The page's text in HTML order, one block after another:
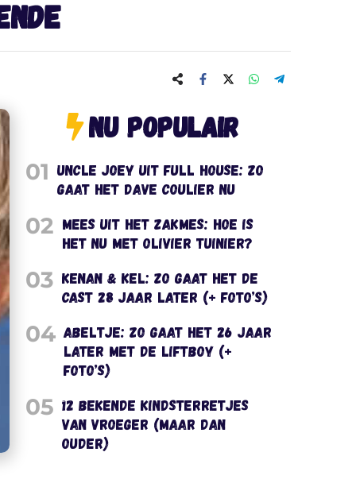
Nu populair
01 Uncle Joey uit Full House: zo
gaat het Dave Coulier nu
02 Mees uit het Zakmes: hoe is
het nu met Olivier Tuinier?
03 Kenan & Kel: zo gaat het de
cast 28 jaar later (+ foto’s)
04 Abeltje: zo gaat het 26 jaar
later met de liftboy (+
foto’s)
05 12 bekende kindsterretjes
van vroeger (maar dan
ouder)